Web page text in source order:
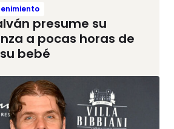
presume su
a pocas horas de
bebé